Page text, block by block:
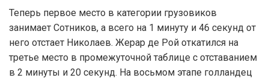
Теперь первое место в категории грузовиков
занимает Сотников, а всего на 1 минуту и 46 секунд от
него отстает Николаев. Жерар де Рой откатился на
третье место в промежуточной таблице с отставанием
в 2 минуты и 20 секунд. На восьмом этапе голландец